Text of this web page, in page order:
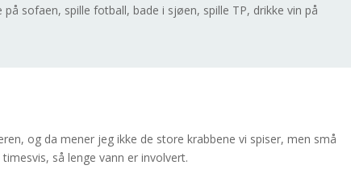
sofaen, spille fotball, bade i sjøen, spille TP, drikke vin på
og da mener jeg ikke de store krabbene vi spiser, men små
så lenge vann er involvert.